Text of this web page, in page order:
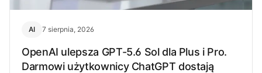
AI 7 sierpnia, 2026
OpenAI ulepsza GPT-5.6 Sol dla Plus i Pro.
Darmowi użytkownicy ChatGPT dostają